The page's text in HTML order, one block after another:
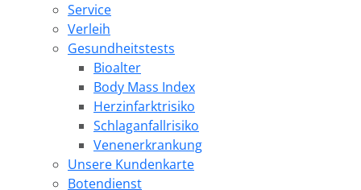
Service
Verleih
Gesundheitstests
Bioalter
Body Mass Index
Herzinfarktrisiko
Schlaganfallrisiko
Venenerkrankung
Unsere Kundenkarte
Botendienst